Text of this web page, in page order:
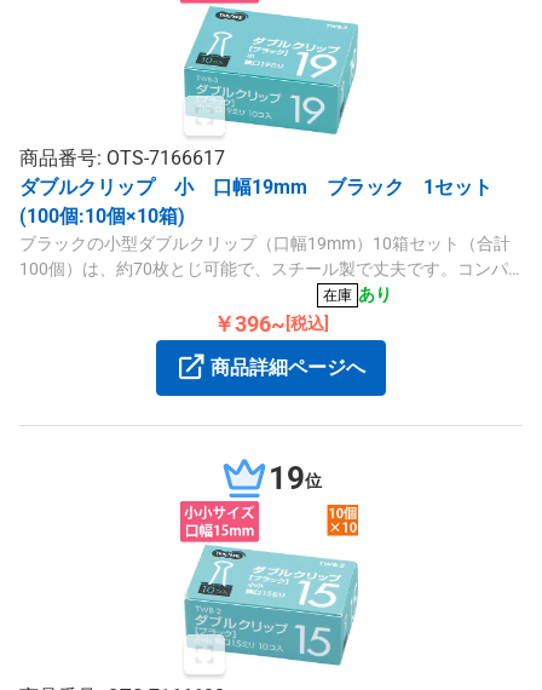
商品番号: OTS-7166617
ダブルクリップ 小 口幅19mm ブラック 1セット
(100個:10個×10箱)
ブラックの小型ダブルクリップ（口幅19mm）10箱セット（合計
100個）は、約70枚とじ可能で、スチール製で丈夫です。コンパ
クトでかさばらず、スタンダードシリーズの信頼性があります。
在庫 あり
￥396~ [税込]
商品詳細ページへ
19位